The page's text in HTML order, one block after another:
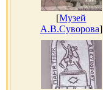
[Музей
А.В.Суворова]